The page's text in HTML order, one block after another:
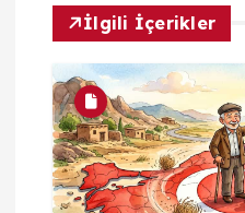
m
İlgili İçerikler